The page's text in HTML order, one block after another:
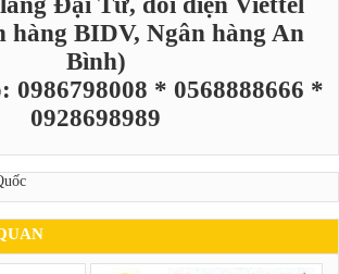
hàng BIDV, Ngân hàng An
Bình)
0986798008 * 0568888666 *
0928698989